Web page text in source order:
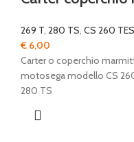
269 T, 280 TS, CS 260 TES
€ 6,00
Carter o coperchio
motosega modello CS
280 TS